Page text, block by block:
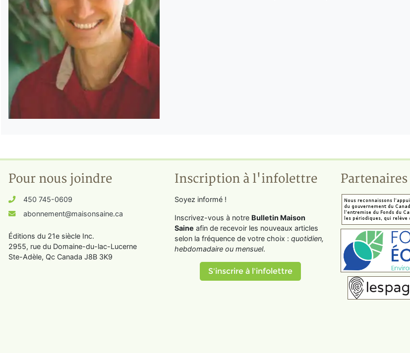
Pour nous joindre
450 745-0609
abonnement@maisonsaine.ca
Éditions du 21e siècle Inc.
2955, rue du Domaine-du-lac-Lucerne
Ste-Adèle, Qc Canada J8B 3K9
Inscription à l'infolettre
Soyez informé !
Inscrivez-vous à notre Bulletin Maison
Saine afin de recevoir les nouveaux articles
selon la fréquence de votre choix : quotidien,
hebdomadaire ou mensuel.
S'inscrire à l'infolettre
Partenaires